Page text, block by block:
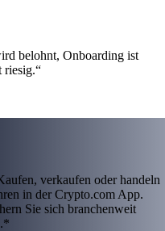
belohnt, Onboarding ist
riesig.“
verkaufen oder handeln
in der Crypto.com App.
Sie sich branchenweit